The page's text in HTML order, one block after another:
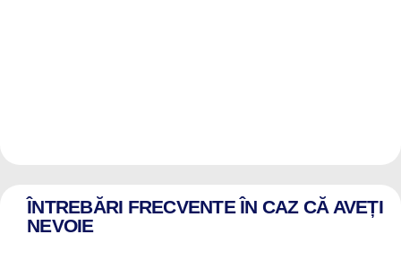
ÎNTREBĂRI FRECVENTE ÎN CAZ CĂ AVEȚI
NEVOIE